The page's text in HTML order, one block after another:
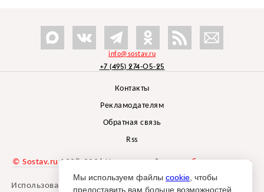
info@sostav.ru
+7 (495) 274-05-25
Контакты
Рекламодателям
Обратная связь
Rss
© Sostav.ru 1998-2026 Независимый проектбрендингового
агентства Depot
Использование материалов Sostav.ru допустимо только при
Мы используем файлы cookie , чтобы
предоставить вам больше возможностей